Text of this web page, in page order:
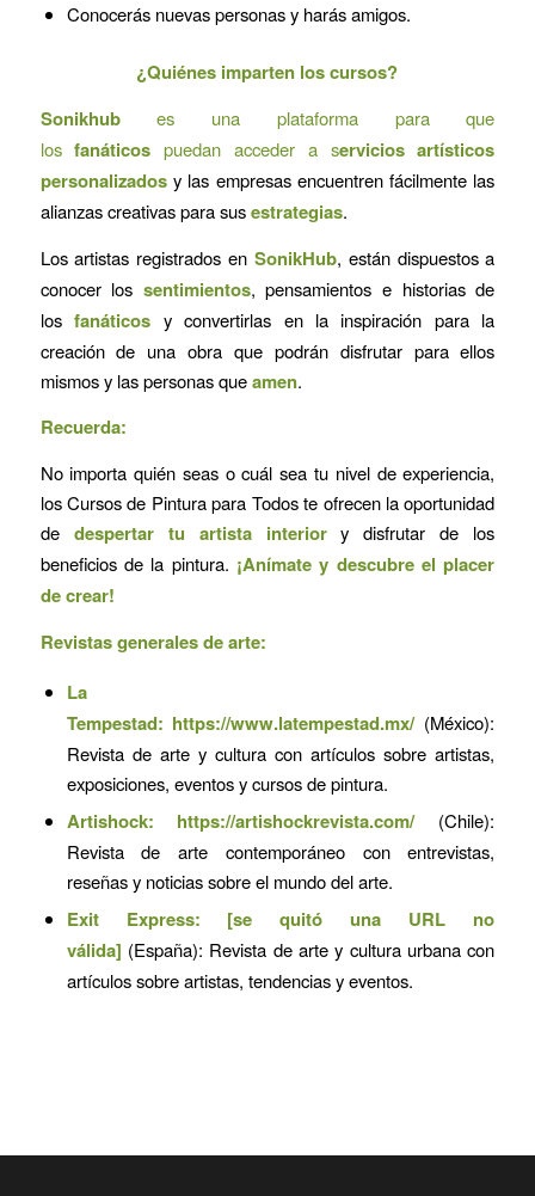
Conocerás nuevas personas y harás amigos.
¿Quiénes imparten los cursos?
Sonikhubes una plataforma para que
losfanáticos puedan acceder a servicios artísticos
personalizados y las empresas encuentren fácilmente las
alianzas creativas para susestrategias.
Los artistas registrados en SonikHub, están dispuestos a
conocer los sentimientos, pensamientos e historias de
losfanáticos y convertirlas en la inspiración para la
creación de una obra que podrán disfrutar para ellos
mismos y las personas queamen.
Recuerda:
No importa quién seas o cuál sea tu nivel de experiencia,
los Cursos de Pintura para Todos te ofrecen la oportunidad
de despertar tu artista interiory disfrutar de los
beneficios de la pintura. ¡Anímate y descubre el placer
de crear!
Revistas generales de arte:
La
Tempestad: https://www.latempestad.mx/(México):
Revista de arte y cultura con artículos sobre artistas,
exposiciones, eventos y cursos de pintura.
Artishock: https://artishockrevista.com/(Chile):
Revista de arte contemporáneo con entrevistas,
reseñas y noticias sobre el mundo del arte.
Exit Express: [se quitó una URL no
válida] (España): Revista de arte y cultura urbana con
artículos sobre artistas, tendencias y eventos.